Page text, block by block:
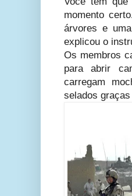
momento
árvores e
explicou o
Os membros
para abrir
carregam
selados